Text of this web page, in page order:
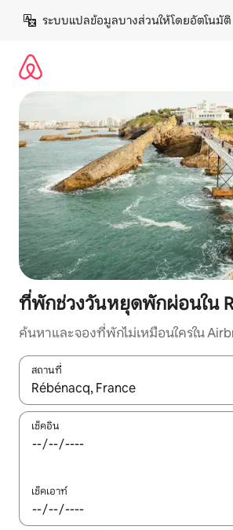
เนื้อหา
ระบบแปลข้อมูลบางส่วนให้โดยอัตโนมัติ
ที่พักช่วงวันหยุดพักผ่อนใน
ค้นหาและจองที่พักไม่เหมือนใครใน
สถานที่
ใช้ลูกศรขึ้นลง หรือใช้การสัมผัสหรือปัด เพื่
เช็คอิน
เช็คเอาท์